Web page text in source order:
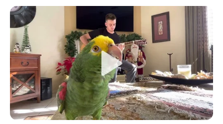
Auf alleziele.de können zum Lesen und Blättern auch
kostenlose Reiseführer für die Ostseebestellt werden.
Ausgehend von den Suchfunktionen auf unseren Seiten
und auf den Seiten von Drittanbietern kann das passende
freie Hotelzimmer oder die gewünschte Unterkunft in einer
Pension an der Ostsee gefunden werden. Als Hilfe dienen